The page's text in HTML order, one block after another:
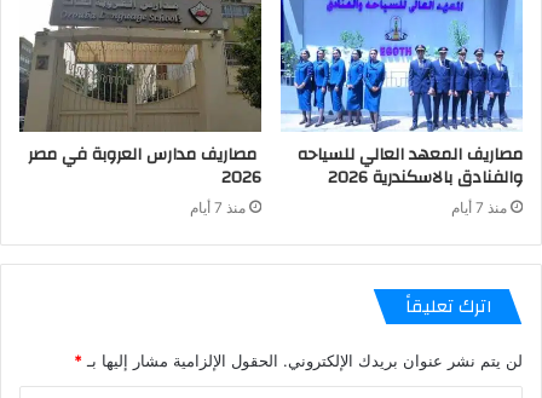
مصاريف المعهد العالي للسياحه
والفنادق بالاسكندرية 2026
منذ 7 أيام
مصاريف مدارس العروبة في مصر
2026
منذ 7 أيام
اترك تعليقاً
لن يتم نشر عنوان بريدك الإلكتروني. الحقول الإلزامية مشار إليها بـ *